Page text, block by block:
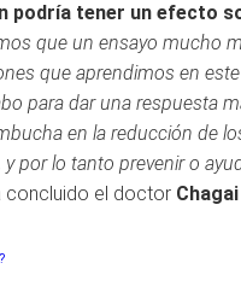
podría tener un efecto
que un ensayo mucho
que aprendimos en
para dar una respuesta
en la reducción de
por lo tanto prevenir o
concluido el doctor